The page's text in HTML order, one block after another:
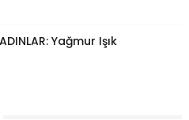
Yağmur Işık